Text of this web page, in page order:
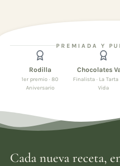
PREMIADA Y
Rodilla
1er premio · 80
Aniversario
Chocolates
Finalista · La
Vida
Cada nueva receta,